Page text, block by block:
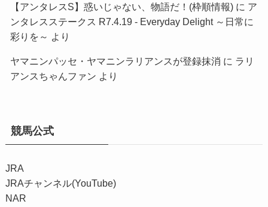
【アンタレスS】惑いじゃない、物語だ！(枠順情報)に ア
ンタレスステークス R7.4.19 - Everyday Delight ～日常に
彩りを～ より
ヤマニンパッセ・ヤマニンラリアンスが登録抹消 に ラリ
アンスちゃんファン より
競馬公式
JRA
JRAチャンネル(YouTube)
NAR